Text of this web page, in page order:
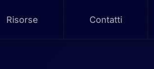
Risorse Contatti